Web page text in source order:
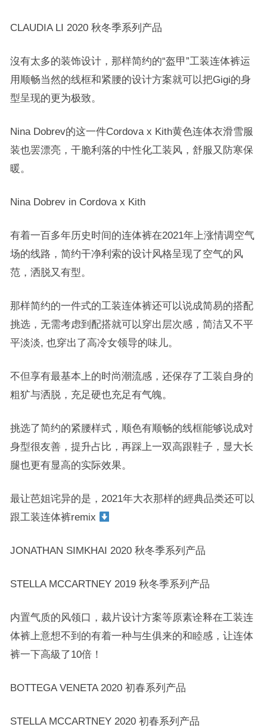
CLAUDIA LI 2020 秋冬季系列产品
沒有太多的装饰设计，那样简约的“盔甲”工装连体裤运
用顺畅当然的线框和紧腰的设计方案就可以把Gigi的身
型呈现的更为极致。
Nina Dobrev的这一件Cordova x Kith黄色连体衣滑雪服
装也罢漂亮，干脆利落的中性化工装风，舒服又防寒保
暖。
Nina Dobrev in Cordova x Kith
有着一百多年历史时间的连体裤在2021年上涨情调空气
场的线路，简约干净利索的设计风格呈现了空气的风
范，洒脱又有型。
那样简约的一件式的工装连体裤还可以说成简易的搭配
挑选，无需考虑到配搭就可以穿出层次感，简洁又不平
平淡淡, 也穿出了高冷女领导的味儿。
不但享有最基本上的时尚潮流感，还保存了工装自身的
粗犷与洒脱，充足硬也充足有气魄。
挑选了简约的紧腰样式，顺色有顺畅的线框能够说成对
身型很友善，提升占比，再踩上一双高跟鞋子，显大长
腿也更有显高的实际效果。
最让芭姐诧异的是，2021年大衣那样的經典品类还可以
跟工装连体裤remix
JONATHAN SIMKHAI 2020 秋冬季系列产品
STELLA MCCARTNEY 2019 秋冬季系列产品
内置气质的风领口，裁片设计方案等原素诠释在工装连
体裤上意想不到的有着一种与生俱来的和睦感，让连体
裤一下高級了10倍！
BOTTEGA VENETA 2020 初春系列产品
STELLA MCCARTNEY 2020 初春系列产品